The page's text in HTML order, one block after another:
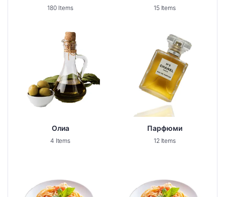
180 Items 15 Items
Олиа
4 Items
Парфюми
12 Items